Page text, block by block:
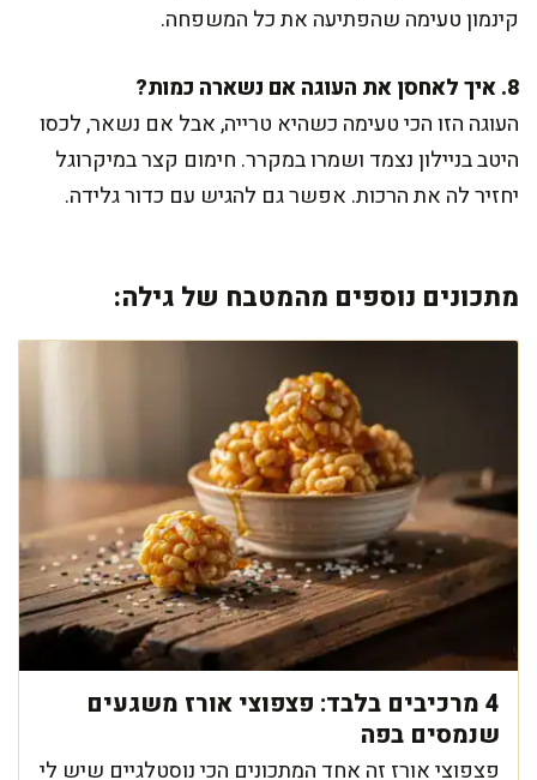
קינמון טעימה שהפתיעה את כל המשפחה.
8. איך לאחסן את העוגה אם נשארה כמות?
העוגה הזו הכי טעימה כשהיא טרייה, אבל אם נשאר, לכסו
היטב בניילון נצמד ושמרו במקרר. חימום קצר במיקרוגל
יחזיר לה את הרכות. אפשר גם להגיש עם כדור גלידה.
מתכונים נוספים מהמטבח של גילה:
4 מרכיבים בלבד: פצפוצי אורז משגעים
שנמסים בפה
פצפוצי אורז זה אחד המתכונים הכי נוסטלגיים שיש לי